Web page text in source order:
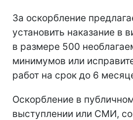
За оскорбление
установить наказание в
в размере 500
минимумов или
работ на срок до 6
Оскорбление в
выступлении или СМИ,